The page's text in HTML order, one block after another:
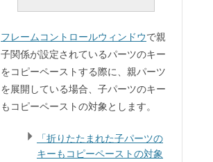
フレームコントロールウィンドウで親
子関係が設定されているパーツのキー
をコピーペーストする際に、親パーツ
を展開している場合、子パーツのキー
もコピーペーストの対象とします。
「折りたたまれた子パーツの
キーもコピーペーストの対象